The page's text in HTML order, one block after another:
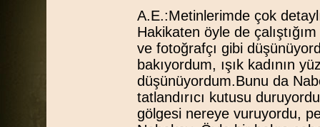
A.E.:Metinlerimde çok
Hakikaten öyle de
ve fotoğrafçı gibi
bakıyordum, ışık kadının
düşünüyordum.Bunu da
tatlandırıcı kutusu
gölgesi nereye vuruyordu,